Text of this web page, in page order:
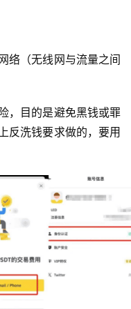
络（无线网与流量之间
，目的是避免黑钱或罪
反洗钱要求做的，要用